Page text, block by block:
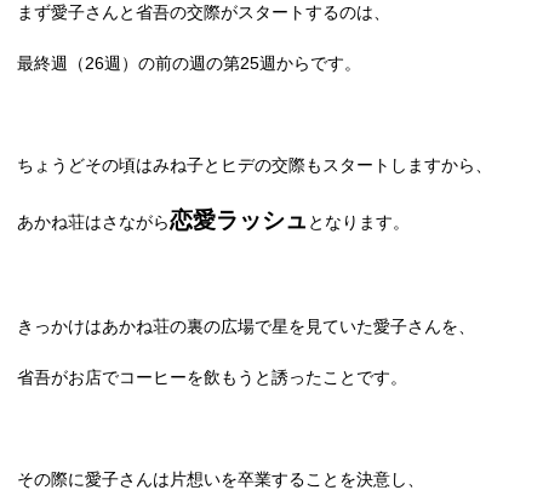
まず愛子さんと省吾の交際がスタートするのは、
最終週（26週）の前の週の第25週からです。
ちょうどその頃はみね子とヒデの交際もスタートしますから、
あかね荘はさながら恋愛ラッシュ となります。
きっかけはあかね荘の裏の広場で星を見ていた愛子さんを、
省吾がお店でコーヒーを飲もうと誘ったことです。
その際に愛子さんは片想いを卒業することを決意し、